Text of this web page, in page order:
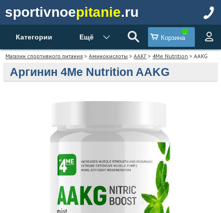
sportivnoepitanie.ru
Категории Ещё Корзина
Магазин спортивного питания >Аминокислоты >ААКГ>4Me Nutrition > AAKG
Аргинин 4Me Nutrition AAKG